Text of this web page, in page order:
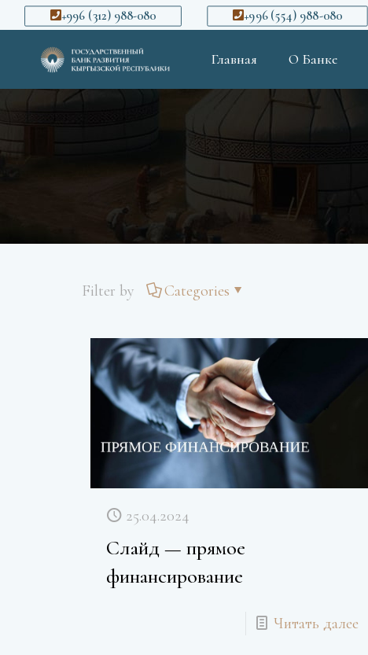
+996 (312) 988-080 +996 (554) 988-080
Главная О Банке
Filter by Categories
25.04.2024
Слайд — прямое
финансирование
Читать далее